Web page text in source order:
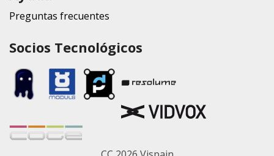
Preguntas frecuentes
Socios Tecnológicos